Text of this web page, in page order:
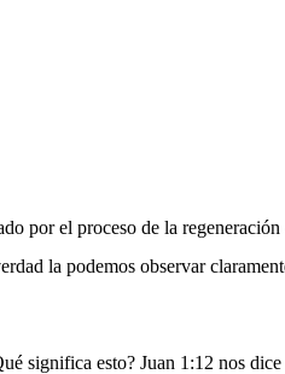
por el proceso de la
la podemos observar
significa esto? Juan 1:12 nos